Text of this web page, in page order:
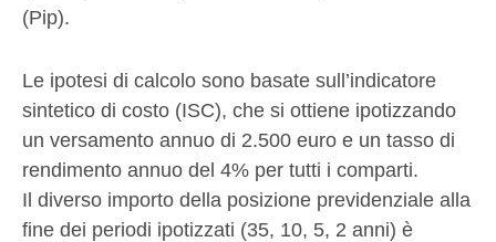
(Pip).
Le ipotesi di calcolo sono basate sull’indicatore
sintetico di costo (ISC), che si ottiene ipotizzando
un versamento annuo di 2.500 euro e un tasso di
rendimento annuo del 4% per tutti i comparti.
Il diverso importo della posizione previdenziale alla
fine dei periodi ipotizzati (35, 10, 5, 2 anni) è